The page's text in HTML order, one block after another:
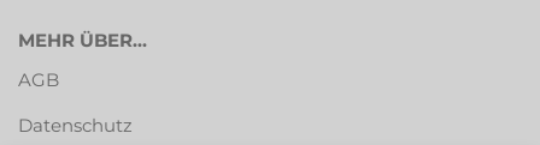
MEHR ÜBER...
AGB
Datenschutz